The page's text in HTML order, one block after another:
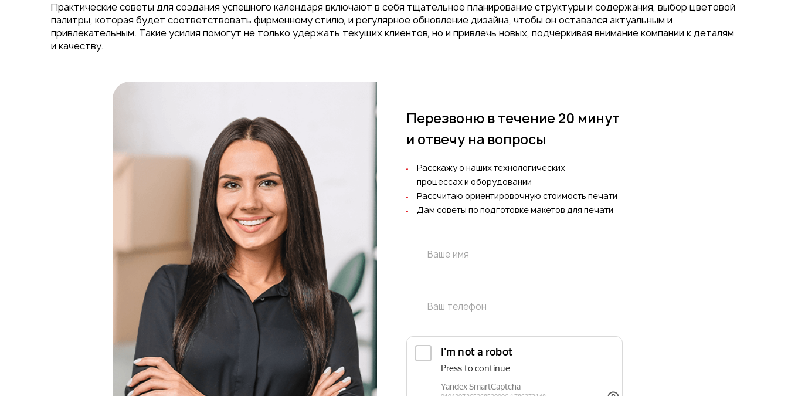
Практические советы для создания успешного календаря включают в себя тщательное планирование структуры и содержания, выбор цветовой
палитры, которая будет соответствовать фирменному стилю, и регулярное обновление дизайна, чтобы он оставался актуальным и
привлекательным. Такие усилия помогут не только удержать текущих клиентов, но и привлечь новых, подчеркивая внимание компании к деталям
и качеству.
Перезвоню в течение 20 минут
и отвечу на вопросы
Расскажу о наших технологических
процессах и оборудовании
Рассчитаю ориентировочную стоимость печати
Дам советы по подготовке макетов для печати